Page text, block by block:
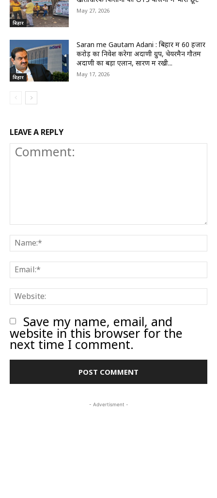
बिहार
May 27, 2026
बिहार
Saran me Gautam Adani : बिहार में 60 हजार
करोड़ का निवेश करेगा अदाणी ग्रुप, चेयरमैन गौतम
अदाणी का बड़ा एलान, सारण में रखी...
May 17, 2026
LEAVE A REPLY
Comment:
Save my name, email, and
website in this browser for the
next time I comment.
- Advertisment -